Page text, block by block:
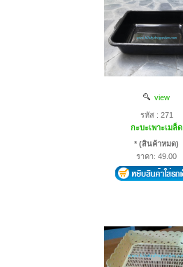
view
รหัส : 271
กะบะเพาะเมล็ด
* (สินค้าหมด)
ราคา: 49.00